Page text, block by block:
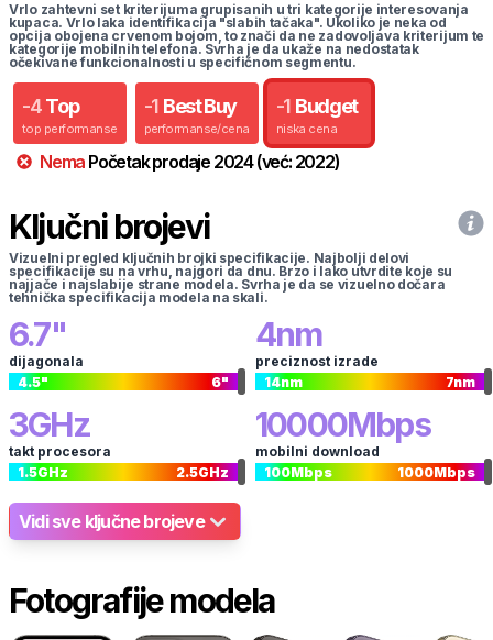
Vrlo zahtevni set kriterijuma grupisanih u tri kategorije interesovanja
kupaca. Vrlo laka identifikacija "slabih tačaka". Ukoliko je neka od
opcija obojena crvenom bojom, to znači da ne zadovoljava kriterijum te
kategorije mobilnih telefona. Svrha je da ukaže na nedostatak
očekivane funkcionalnosti u specifičnom segmentu.
-4 Top
top performanse
-1 Best Buy
performanse/cena
-1 Budget
niska cena
Nema Početak prodaje 2024(već: 2022)
Ključni brojevi
Vizuelni pregled ključnih brojki specifikacije. Najbolji delovi
specifikacije su na vrhu, najgori da dnu. Brzo i lako utvrdite koje su
najjače i najslabije strane modela. Svrha je da se vizuelno dočara
tehnička specifikacija modela na skali.
6.7"
dijagonala
4.5" 6"
4nm
preciznost izrade
14nm 7nm
3GHz
takt procesora
1.5GHz 2.5GHz
10000Mbps
mobilni download
100Mbps 1000Mbps
Vidi sve ključne brojeve
Fotografije modela